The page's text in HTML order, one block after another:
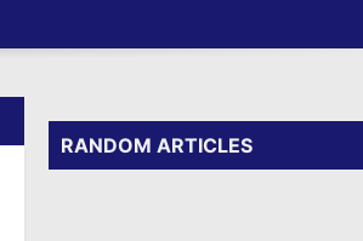
RANDOM ARTICLES